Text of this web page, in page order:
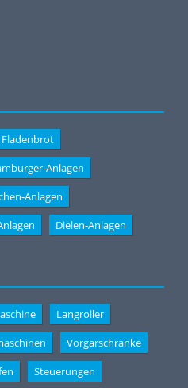
Fladenbrot
Anlagen
Anlagen
Dielen-Anlagen
Langroller
Vorgärschränke
Steuerungen